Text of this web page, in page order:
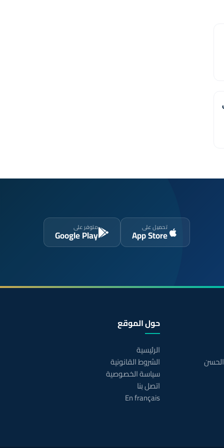
تحميل على
App Store
متوفر على
Google Play
حول الموقع
الرئيسية
الشروط القانونية
سياسة الخصوصية
اتصل بنا
En français